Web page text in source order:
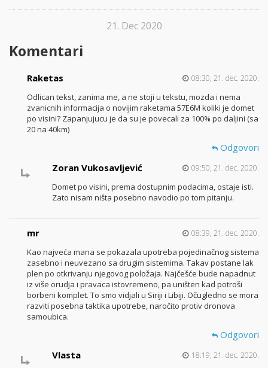
21. Dec 2020
Komentari
Raketas 08:30, 21. dec. 2020.
Odlican tekst, zanima me, a ne stoji u tekstu, mozda i nema
zvanicnih informacija o novijim raketama 57E6M koliki je domet
po visini? Zapanjujucu je da su je povecali za 100% po daljini (sa
20 na 40km)
Odgovori
Zoran Vukosavljević
09:50, 21. dec. 2020.
Domet po visini, prema dostupnim podacima, ostaje isti.
Zato nisam ništa posebno navodio po tom pitanju.
mr 08:39, 21. dec. 2020.
Kao najveća mana se pokazala upotreba pojedinačnog sistema
zasebno i neuvezano sa drugim sistemima. Takav postane lak
plen po otkrivanju njegovog položaja. Najčešće bude napadnut
iz više orudja i pravaca istovremeno, pa uništen kad potroši
borbeni komplet. To smo vidjali u Siriji i Libiji. Očugledno se mora
razviti posebna taktika upotrebe, naročito protiv dronova
samoubica.
Odgovori
Vlasta
18:19, 21. dec. 2020.